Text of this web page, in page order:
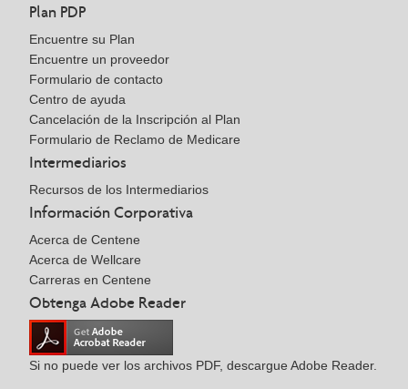
Plan PDP
Encuentre su Plan
Encuentre un proveedor
Formulario de contacto
Centro de ayuda
Cancelación de la Inscripción al Plan
Formulario de Reclamo de Medicare
Intermediarios
Recursos de los Intermediarios
Información Corporativa
Acerca de Centene
Acerca de Wellcare
Carreras en Centene
Obtenga Adobe Reader
Si no puede ver los archivos PDF, descargue Adobe Reader.